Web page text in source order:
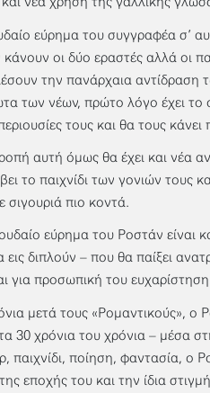
εύρημα του συγγραφέα σ’
κάνουν οι δύο εραστές αλλά οι
την πανάρχαια αντίδραση
των νέων, πρώτο λόγο έχει
τους και θα τους
αυτή όμως θα έχει και νέα
το παιχνίδι των γονιών τους
σιγουριά πιο κοντά.
εύρημα του Ροστάν είναι
εις διπλούν – που θα παίξει
για προσωπική του
μετά τους «Ρομαντικούς», ο
30 χρόνια του χρόνια – μέσα
παιχνίδι, ποίηση, φαντασία, ο
εποχής του και την ίδια